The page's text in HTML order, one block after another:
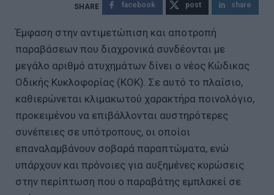
facebook post share
Έμφαση στην αντιμετώπιση και αποτροπή
παραβάσεων που διαχρονικά συνδέονται με
μεγάλο αριθμό ατυχημάτων δίνει ο νέος Κώδικας
Οδικής Κυκλοφορίας (ΚΟΚ). Σε αυτό το πλαίσιο,
καθιερώνεται κλιμακωτού χαρακτήρα ποινολόγιο,
προκειμένου να επιβάλλονται αυστηρότερες
συνέπειες σε υπότροπους, οι οποίοι
επαναλαμβάνουν σοβαρά παραπτώματα, ενώ
υπάρχουν και πρόνοιες για αυξημένες κυρώσεις
στην περίπτωση που ο παραβάτης εμπλακεί σε